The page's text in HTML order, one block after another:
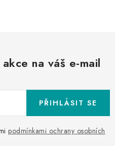
na váš e-mail
podmínkami ochrany osobních
PŘIHLÁSIT SE